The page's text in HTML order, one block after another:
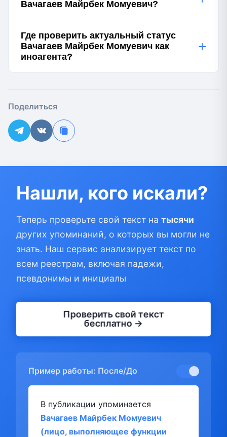
Вачагаев Майрбек Момуевич?
Где проверить актуальный статус
Вачагаев Майрбек Момуевич как
иноагента?
+
Поделиться
Нашли, кого искали?
Теперь проверьте свой текст на тысячи
других упоминаний, о которых вы могли не
знать. Наш сервис анализирует текст по
всем реестрам, включая падежи,
псевдонимы и инициалы
Проверить свой текст
бесплатно →
Пример работы: После/До
В публикации упоминается
Вачагаев Майрбек Момуевич
(лицо, выполняющее функции